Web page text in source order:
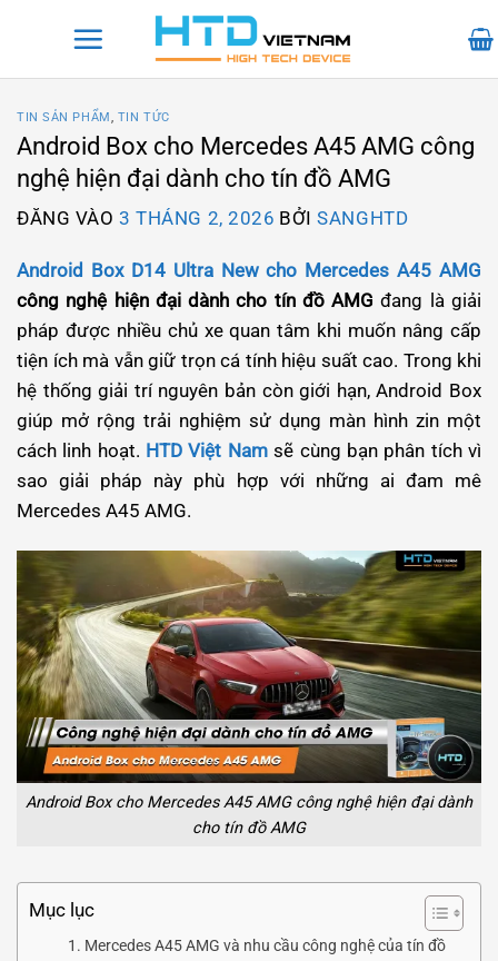
TIN SẢN PHẨM, TIN TỨC
Android Box cho Mercedes A45 AMG công
nghệ hiện đại dành cho tín đồ AMG
ĐĂNG VÀO3 THÁNG 2, 2026 BỞISANGHTD
Android Box D14 Ultra New cho Mercedes A45 AMG
công nghệ hiện đại dành cho tín đồ AMG đang là giải
pháp được nhiều chủ xe quan tâm khi muốn nâng cấp
tiện ích mà vẫn giữ trọn cá tính hiệu suất cao. Trong khi
hệ thống giải trí nguyên bản còn giới hạn, Android Box
giúp mở rộng trải nghiệm sử dụng màn hình zin một
cách linh hoạt. HTD Việt Namsẽ cùng bạn phân tích vì
sao giải pháp này phù hợp với những ai đam mê
Mercedes A45 AMG.
Android Box cho Mercedes A45 AMG công nghệ hiện đại dành
cho tín đồ AMG
Mục lục
Mercedes A45 AMG và nhu cầu công nghệ của tín đồ